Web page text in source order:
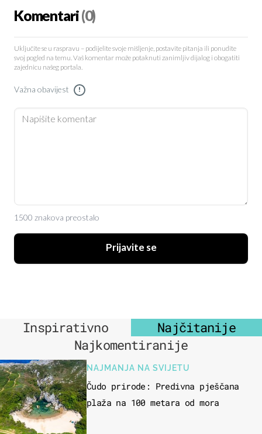
Komentari(0)
Uključite se u raspravu – podijelite svoje mišljenje, postavite pitanja ili ponudite
svoj pogled na temu. Vaš komentar može potaknuti zanimljiv dijalog i obogatiti
zajednicu našeg portala.
Važna obavijest !
1500 znakova preostalo
Prijavite se
Inspirativno
Najčitanije
Najkomentiranije
NAJMANJA NA SVIJETU
Čudo prirode: Predivna pješčana
plaža na 100 metara od mora